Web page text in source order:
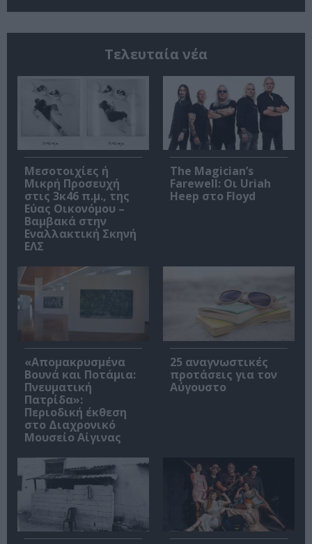
Τελευταία νέα
Μεσοτοιχίες ή
Μικρή Προσευχή
στις 3κ46 π.μ., της
Εύας Οικονόμου –
Βαμβακά στην
Εναλλακτική Σκηνή
ΕΛΣ
The Magician’s
Farewell: Οι Uriah
Heep στο Floyd
«Απομακρυσμένα
Βουνά και Ποτάμια:
Πνευματική
Πατρίδα»:
Περιοδική έκθεση
στο Διαχρονικό
Μουσείο Αίγινας
25 αναγνωστικές
προτάσεις για τον
Αύγουστο